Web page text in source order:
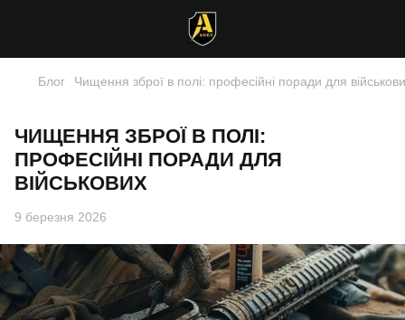
Блог Чищення зброї в полі: професійні поради для
ЧИЩЕННЯ ЗБРОЇ В ПОЛІ:
ПРОФЕСІЙНІ ПОРАДИ ДЛЯ
ВІЙСЬКОВИХ
9 березня 2026